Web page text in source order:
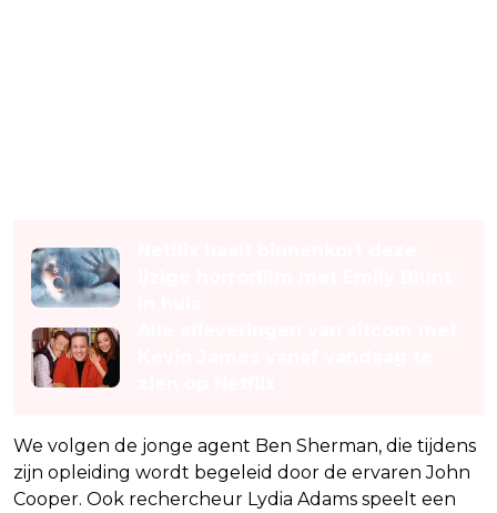
We volgen de jonge agent Ben Sherman, die tijdens
zijn opleiding wordt begeleid door de ervaren John
Cooper. Ook rechercheur Lydia Adams speelt een